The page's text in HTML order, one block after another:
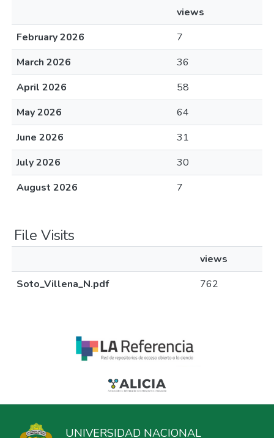
views
February 2026
7
March 2026
36
April 2026
58
May 2026
64
June 2026
31
July 2026
30
August 2026
7
File Visits
views
Soto_Villena_N.pdf
762
UNIVERSIDAD NACIONAL